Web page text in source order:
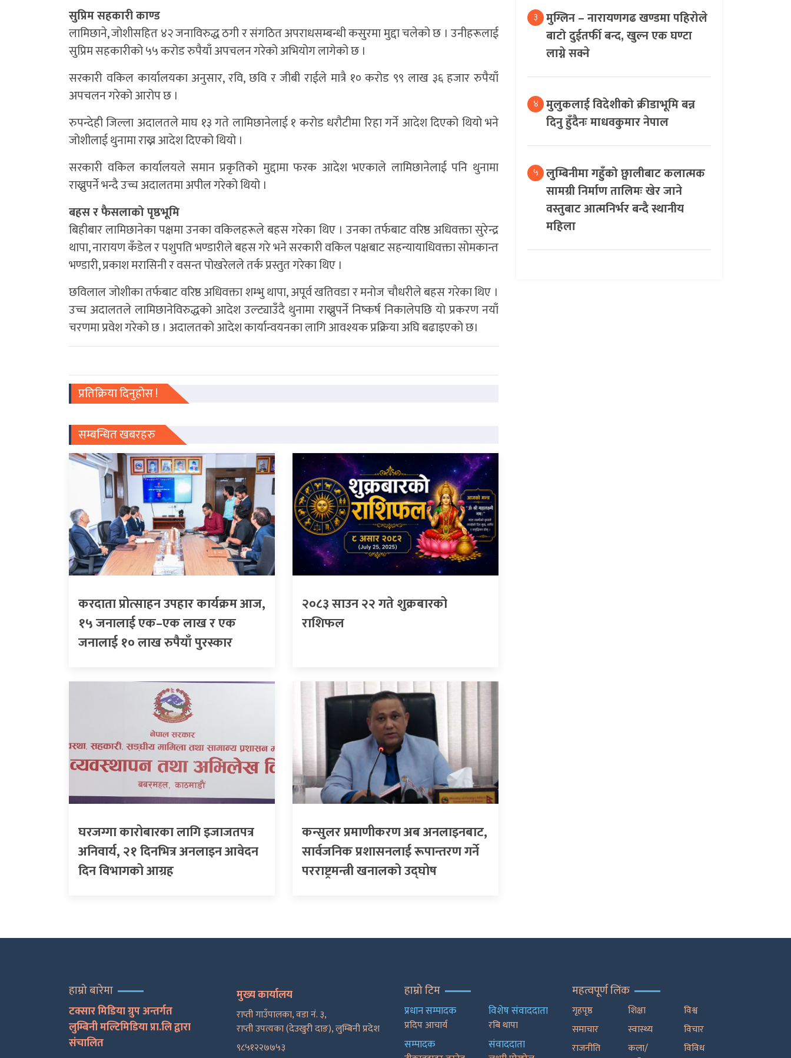
सुप्रिम सहकारी काण्ड
लामिछाने, जोशीसहित ४२ जनाविरुद्ध ठगी र संगठित अपराधसम्बन्धी कसुरमा मुद्दा चलेको छ । उनीहरूलाई
सुप्रिम सहकारीको ५५ करोड रुपैयाँ अपचलन गरेको अभियोग लागेको छ ।
सरकारी वकिल कार्यालयका अनुसार, रवि, छवि र जीबी राईले मात्रै १० करोड ९९ लाख ३६ हजार रुपैयाँ
अपचलन गरेको आरोप छ ।
रुपन्देही जिल्ला अदालतले माघ १३ गते लामिछानेलाई १ करोड धरौटीमा रिहा गर्ने आदेश दिएको थियो भने
जोशीलाई थुनामा राख्न आदेश दिएको थियो ।
सरकारी वकिल कार्यालयले समान प्रकृतिको मुद्दामा फरक आदेश भएकाले लामिछानेलाई पनि थुनामा
राख्नुपर्ने भन्दै उच्च अदालतमा अपील गरेको थियो ।
बहस र फैसलाको पृष्ठभूमि
बिहीबार लामिछानेका पक्षमा उनका वकिलहरूले बहस गरेका थिए । उनका तर्फबाट वरिष्ठ अधिवक्ता सुरेन्द्र
थापा, नारायण कँडेल र पशुपति भण्डारीले बहस गरे भने सरकारी वकिल पक्षबाट सहन्यायाधिवक्ता सोमकान्त
भण्डारी, प्रकाश मरासिनी र वसन्त पोखरेलले तर्क प्रस्तुत गरेका थिए ।
छविलाल जोशीका तर्फबाट वरिष्ठ अधिवक्ता शम्भु थापा, अपूर्व खतिवडा र मनोज चौधरीले बहस गरेका थिए ।
उच्च अदालतले लामिछानेविरुद्धको आदेश उल्ट्याउँदै थुनामा राख्नुपर्ने निष्कर्ष निकालेपछि यो प्रकरण नयाँ
चरणमा प्रवेश गरेको छ । अदालतको आदेश कार्यान्वयनका लागि आवश्यक प्रक्रिया अघि बढाइएको छ।
प्रतिक्रिया दिनुहोस !
सम्बन्धित खबरहरु
करदाता प्रोत्साहन उपहार कार्यक्रम आज,
१५ जनालाई एक–एक लाख र एक
जनालाई १० लाख रुपैयाँ पुरस्कार
२०८३ साउन २२ गते शुक्रबारको
राशिफल
घरजग्गा कारोबारका लागि इजाजतपत्र
अनिवार्य, २१ दिनभित्र अनलाइन आवेदन
दिन विभागको आग्रह
कन्सुलर प्रमाणीकरण अब अनलाइनबाट,
सार्वजनिक प्रशासनलाई रूपान्तरण गर्ने
परराष्ट्रमन्त्री खनालको उद्घोष
३ मुग्लिन – नारायणगढ खण्डमा पहिरोले
बाटो दुईतर्फी बन्द, खुल्न एक घण्टा
लाग्ने सक्ने
४ मुलुकलाई विदेशीको क्रीडाभूमि बन्न
दिनु हुँदैनः माधवकुमार नेपाल
५ लुम्बिनीमा गहुँको छ्वालीबाट कलात्मक
सामग्री निर्माण तालिमः खेर जाने
वस्तुबाट आत्मनिर्भर बन्दै स्थानीय
महिला
हाम्रो बारेमा
टक्सार मिडिया ग्रुप अन्तर्गत
लुम्बिनी मल्टिमिडिया प्रा.लि द्वारा
संचालित
मुख्य कार्यालय
राप्ती गाउँपालका, वडा नं. ३,
राप्ती उपत्यका (देउखुरी दाङ), लुम्बिनी प्रदेश
९८५१२२७७५३
हाम्रो टिम
प्रधान सम्पादक
प्रदिप आचार्य
सम्पादक
विशेष संवाददाता
रबि थापा
संवाददाता
महत्वपूर्ण लिंक
गृहपृष्ठ
समाचार
राजनीति
शिक्षा
स्वास्थ्य
कला/
विश्व
विचार
विविध